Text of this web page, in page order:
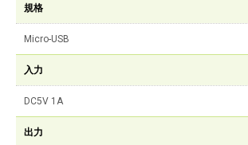
規格
Micro-USB
入力
DC5V 1A
出力